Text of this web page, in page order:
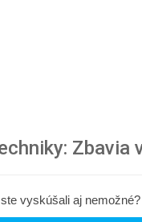
vyskúšali aj